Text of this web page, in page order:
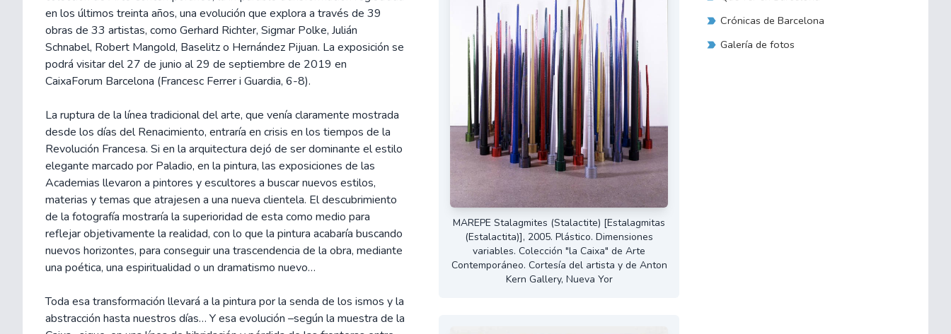
en los últimos treinta años, una evolución que explora a través de 39
obras de 33 artistas, como Gerhard Richter, Sigmar Polke, Julián
Schnabel, Robert Mangold, Baselitz o Hernández Pijuan. La exposición se
podrá visitar del 27 de junio al 29 de septiembre de 2019 en
CaixaForum Barcelona (Francesc Ferrer i Guardia, 6-8).
La ruptura de la línea tradicional del arte, que venía claramente mostrada
desde los días del Renacimiento, entraría en crisis en los tiempos de la
Revolución Francesa. Si en la arquitectura dejó de ser dominante el estilo
elegante marcado por Paladio, en la pintura, las exposiciones de las
Academias llevaron a pintores y escultores a buscar nuevos estilos,
materias y temas que atrajesen a una nueva clientela. El descubrimiento
de la fotografía mostraría la superioridad de esta como medio para
reflejar objetivamente la realidad, con lo que la pintura acabaría buscando
nuevos horizontes, para conseguir una trascendencia de la obra, mediante
una poética, una espiritualidad o un dramatismo nuevo…
Toda esa transformación llevará a la pintura por la senda de los ismos y la
abstracción hasta nuestros días… Y esa evolución –según la muestra de la
MAREPE Stalagmites (Stalactite) [Estalagmitas
(Estalactita)], 2005. Plástico. Dimensiones
variables. Colección "la Caixa" de Arte
Contemporáneo. Cortesía del artista y de Anton
Kern Gallery, Nueva Yor
Crónicas de Barcelona
Galería de fotos